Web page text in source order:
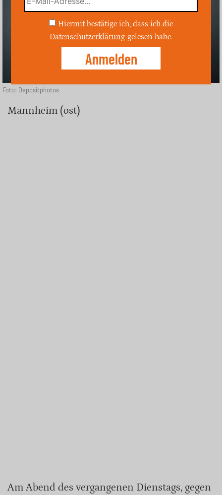
Foto: Depositphotos
Mannheim (ost)
Am Abend des vergangenen Dienstags, gegen
Hiermit bestätige ich, dass ich die
Datenschutzerklärung gelesen habe.